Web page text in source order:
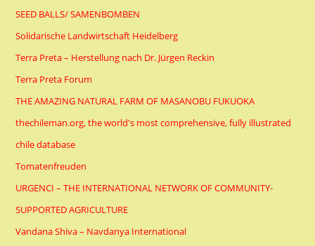
SEED BALLS/ SAMENBOMBEN
Solidarische Landwirtschaft Heidelberg
Terra Preta – Herstellung nach Dr. Jürgen Reckin
Terra Preta Forum
THE AMAZING NATURAL FARM OF MASANOBU FUKUOKA
thechileman.org, the world's most comprehensive, fully illustrated
chile database
Tomatenfreuden
URGENCI – THE INTERNATIONAL NETWORK OF COMMUNITY-
SUPPORTED AGRICULTURE
Vandana Shiva – Navdanya International